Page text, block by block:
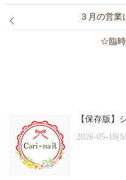
３月の営業
☆臨
【保存版】
2026-05-